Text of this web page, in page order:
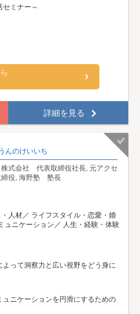
ミナー～
詳細を見る
うんのけいいち
株式会社 代表取締役社長, 元アクセ
締役, 海野塾 塾長
人材／ ライフスタイル・恋愛・婚
ュニケーション／ 人生・経験・体験
って洞察力と広い視野をどう身に
ニケーションを円滑にするための